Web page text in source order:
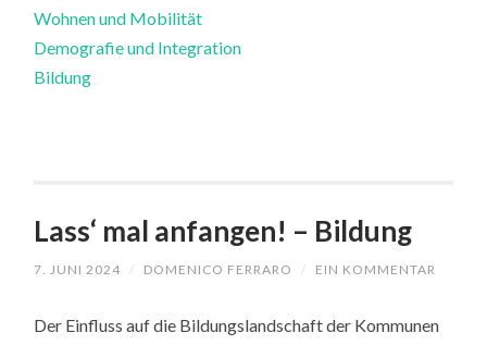
Wohnen und Mobilität
Demografie und Integration
Bildung
Lass‘ mal anfangen! – Bildung
7. JUNI 2024 / DOMENICO FERRARO / EIN KOMMENTAR
Der Einfluss auf die Bildungslandschaft der Kommunen